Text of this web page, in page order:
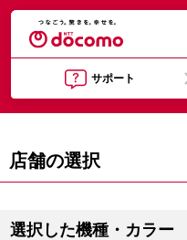
サポート
店舗の選択
選択した機種・カラー